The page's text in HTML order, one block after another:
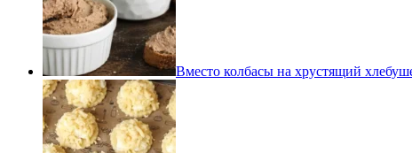
Вместо колбасы на хрустящий